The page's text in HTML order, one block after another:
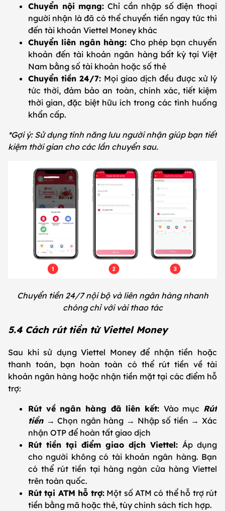
Chuyển nội mạng: Chỉ cần nhập số điện thoại
người nhận là đã có thể chuyển tiền ngay tức thì
đến tài khoản Viettel Money khác
Chuyển liên ngân hàng: Cho phép bạn chuyển
khoản đến tài khoản ngân hàng bất kỳ tại Việt
Nam bằng số tài khoản hoặc số thẻ
Chuyển tiền 24/7: Mọi giao dịch đều được xử lý
tức thời, đảm bảo an toàn, chính xác, tiết kiệm
thời gian, đặc biệt hữu ích trong các tình huống
khẩn cấp.
*Gợi ý: Sử dụng tính năng lưu người nhận giúp bạn tiết
kiệm thời gian cho các lần chuyển sau.
Chuyển tiền 24/7 nội bộ và liên ngân hàng nhanh
chóng chỉ với vài thao tác
5.4 Cách rút tiền từ Viettel Money
Sau khi sử dụng Viettel Money để nhận tiền hoặc
thanh toán, bạn hoàn toàn có thể rút tiền về tài
khoản ngân hàng hoặc nhận tiền mặt tại các điểm hỗ
trợ:
Rút về ngân hàng đã liên kết: Vào mục Rút
tiền → Chọn ngân hàng → Nhập số tiền → Xác
nhận OTP để hoàn tất giao dịch
Rút tiền tại điểm giao dịch Viettel: Áp dụng
cho người không có tài khoản ngân hàng. Bạn
có thể rút tiền tại hàng ngàn cửa hàng Viettel
trên toàn quốc.
Rút tại ATM hỗ trợ:Một số ATM có thể hỗ trợ rút
tiền bằng mã hoặc thẻ, tùy chính sách tích hợp.